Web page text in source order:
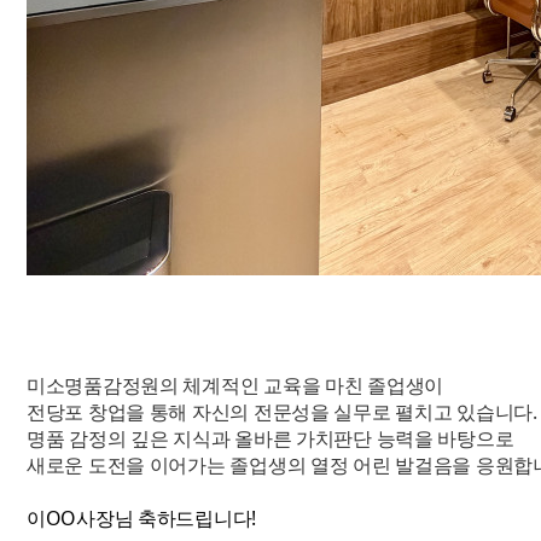
미소명품감정원의 체계적인 교육을 마친 졸업생이
전당포 창업을 통해 자신의 전문성을 실무로 펼치고 있습니다.
명품 감정의 깊은 지식과 올바른 가치판단 능력을 바탕으로
새로운 도전을 이어가는 졸업생의 열정 어린 발걸음을 응원합
이OO사장님 축하드립니다!